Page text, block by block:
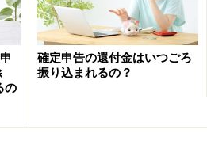
の
確定申告の還付金はいつごろ
振り込まれるの？